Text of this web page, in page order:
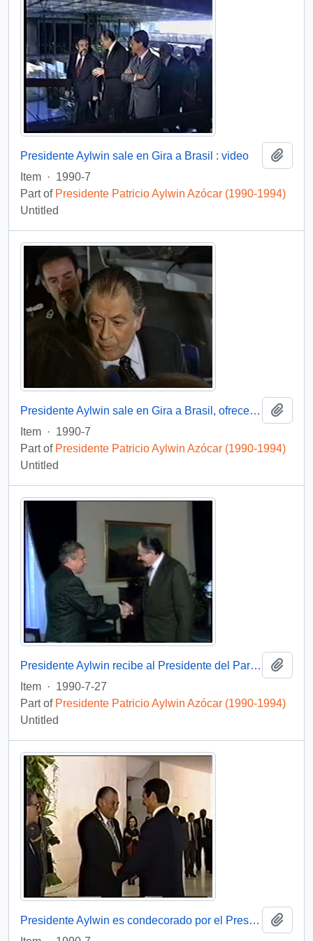
Presidente Aylwin sale en Gira a Brasil : video
Item · 1990-7
Part of Presidente Patricio Aylwin Azócar (1990-1994)
Untitled
Presidente Aylwin sale en Gira a Brasil, ofrece entrevista : video
Item · 1990-7
Part of Presidente Patricio Aylwin Azócar (1990-1994)
Untitled
Presidente Aylwin recibe al Presidente del Parlamento Europeo en visita oficial a Chile: video
Item · 1990-7-27
Part of Presidente Patricio Aylwin Azócar (1990-1994)
Untitled
Presidente Aylwin es condecorado por el Presidente Collor de Mello en Brasil: video